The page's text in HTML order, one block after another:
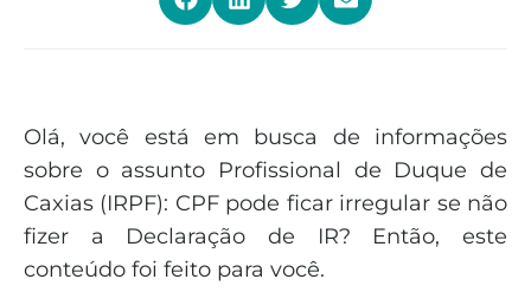
Olá, você está em busca de informações
sobre o assunto Profissional de Duque de
Caxias (IRPF): CPF pode ficar irregular se não
fizer a Declaração de IR? Então, este
conteúdo foi feito para você.